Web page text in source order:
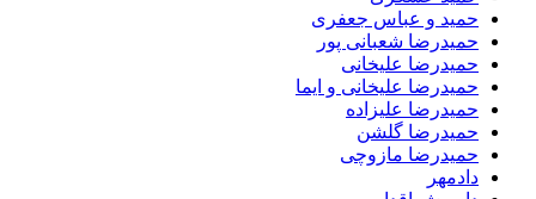
حمید و عباس جعفری
حمیدرضا شعبانی پور
حمیدرضا علیخانی
حمیدرضا علیخانی و ایما
حمیدرضا علیزاده
حمیدرضا گلشن
حمیدرضا مازوچی
دادمهر